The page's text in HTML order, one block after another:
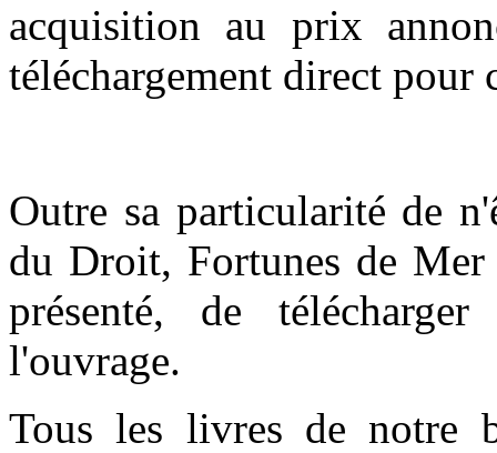
acquisition au prix
téléchargement direct pour
Outre sa particularité de
du Droit, Fortunes de
présenté, de
l'ouvrage.
Tous les livres de notre